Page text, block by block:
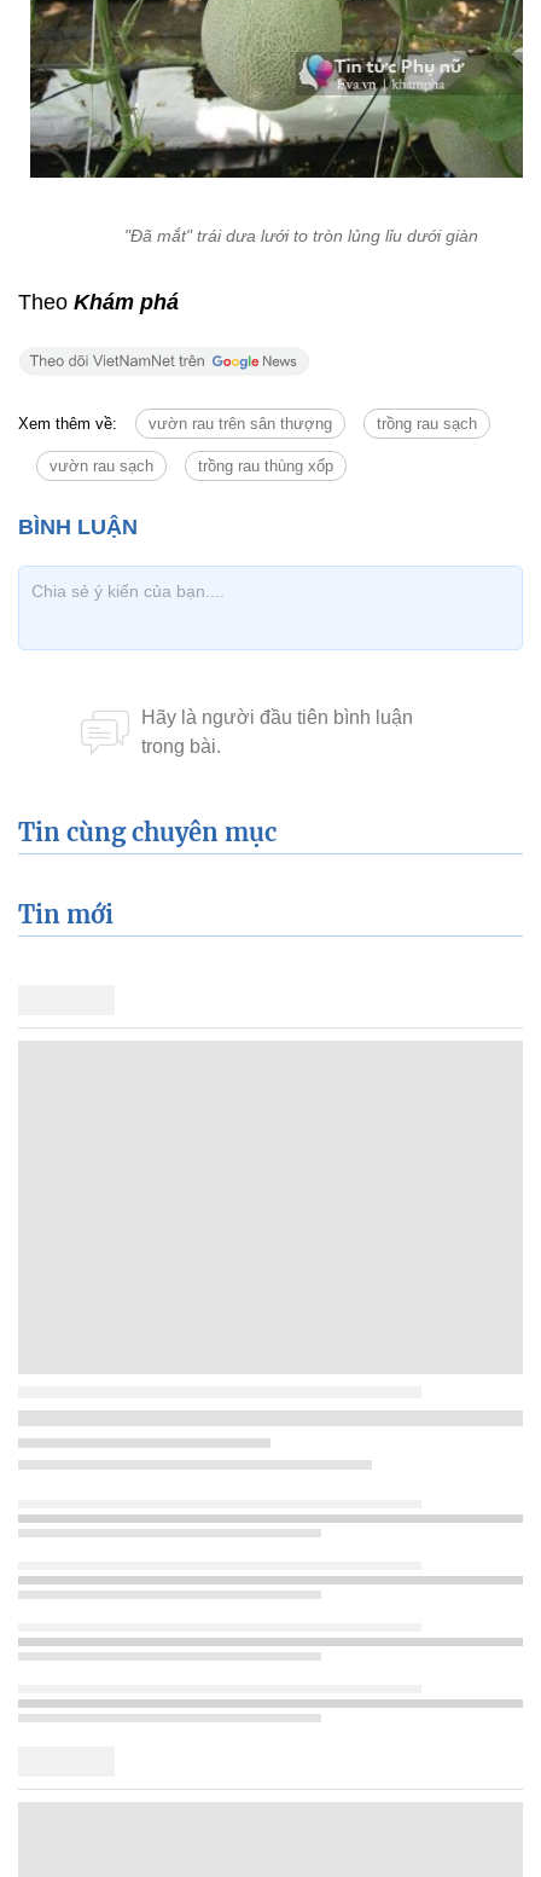
"Đã mắt" trái dưa lưới to tròn lủng lỉu dưới giàn
Theo Khám phá
Xem thêm về: vườn rau trên sân thượng trồng rau sạch
vườn rau sạch trồng rau thùng xốp
Tin cùng chuyên mục
Tin mới